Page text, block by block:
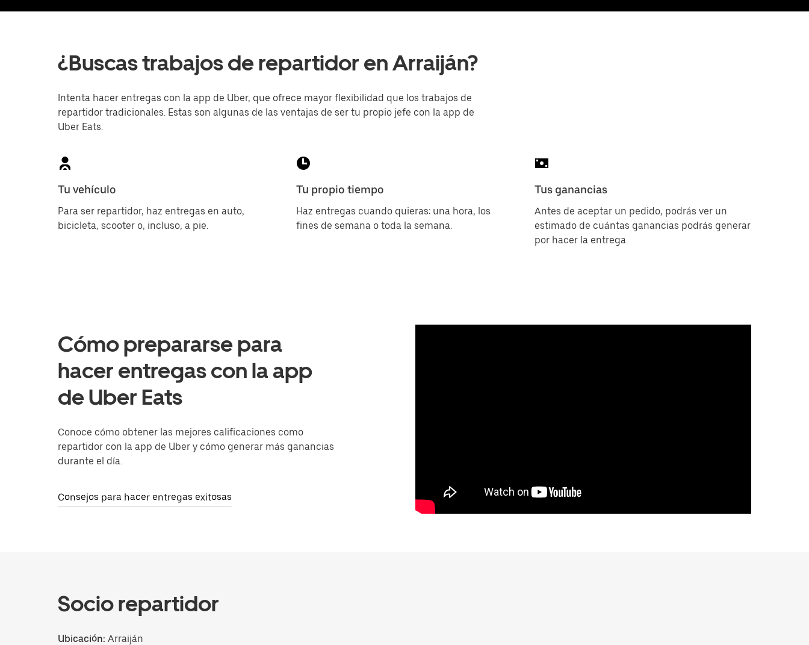
¿Buscas trabajos de repartidor en Arraiján?
Intenta hacer entregas con la app de Uber, que ofrece mayor flexibilidad que los trabajos de
repartidor tradicionales. Estas son algunas de las ventajas de ser tu propio jefe con la app de
Uber Eats.
Tu vehículo
Para ser repartidor, haz entregas en auto,
bicicleta, scooter o, incluso, a pie.
Tu propio tiempo
Haz entregas cuando quieras: una hora, los
fines de semana o toda la semana.
Tus ganancias
Antes de aceptar un pedido, podrás ver un
estimado de cuántas ganancias podrás generar
por hacer la entrega.
Cómo prepararse para
hacer entregas con la app
de Uber Eats
Conoce cómo obtener las mejores calificaciones como
repartidor con la app de Uber y cómo generar más ganancias
durante el día.
Consejos para hacer entregas exitosas
Socio repartidor
Ubicación: Arraiján